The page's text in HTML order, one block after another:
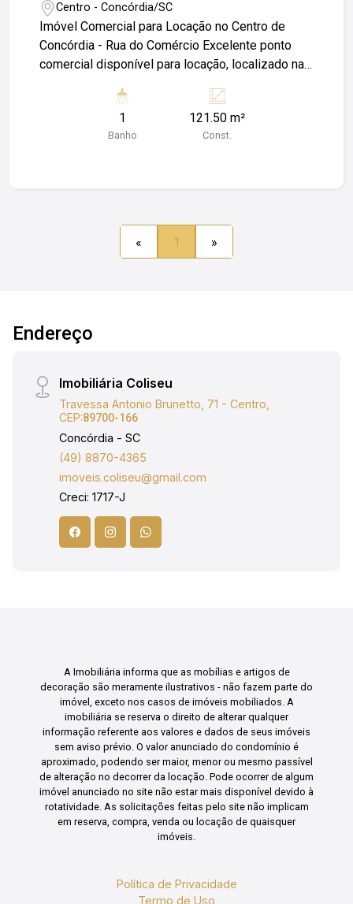
Centro - Concórdia/SC
Imóvel Comercial para Locação no Centro de
Concórdia - Rua do Comércio Excelente ponto
comercial disponível para locação, localizado na
movimentadas e valorizadas do Centro de
de comércio e serviços, oferecendo ótima
adequação às normas vigentes. Uma excelente
oportunidade para quem busca instalar ou
no coração da cidade! Entre em contato para mais
informações e para agendar um horário. Obs:
responsável pelo pagamento de Água; Luz; IPTU
e Seguro Incêndio.
1
Banho
121.50 m²
Const.
« 1 »
Endereço
Imobiliária Coliseu
Travessa Antonio Brunetto, 71 - Centro,
CEP:89700-166
Concórdia - SC
(49) 8870-4365
imoveis.coliseu@gmail.com
Creci: 1717-J
A Imobiliária informa que as mobílias e artigos de
decoração são meramente ilustrativos - não fazem parte do
imóvel, exceto nos casos de imóveis mobiliados. A
imobiliária se reserva o direito de alterar qualquer
informação referente aos valores e dados de seus imóveis
sem aviso prévio. O valor anunciado do condomínio é
aproximado, podendo ser maior, menor ou mesmo passível
de alteração no decorrer da locação. Pode ocorrer de algum
imóvel anunciado no site não estar mais disponível devido à
rotatividade. As solicitações feitas pelo site não implicam
em reserva, compra, venda ou locação de quaisquer
imóveis.
Política de Privacidade
Termo de Uso